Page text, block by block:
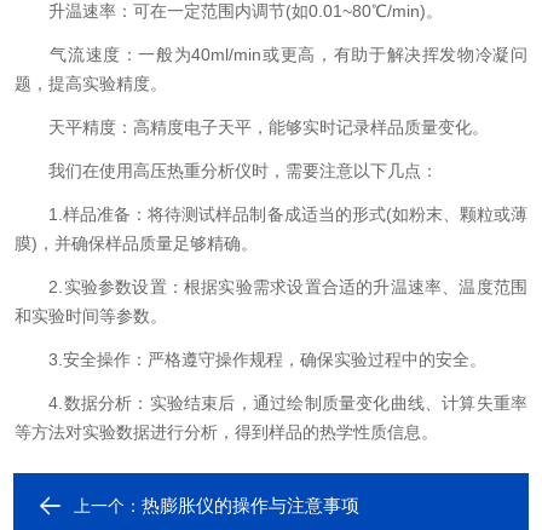
升温速率：可在一定范围内调节(如0.01~80℃/min)。
气流速度：一般为40ml/min或更高，有助于解决挥发物冷凝问
题，提高实验精度。
天平精度：高精度电子天平，能够实时记录样品质量变化。
我们在使用高压热重分析仪时，需要注意以下几点：
1.样品准备：将待测试样品制备成适当的形式(如粉末、颗粒或薄
膜)，并确保样品质量足够精确。
2.实验参数设置：根据实验需求设置合适的升温速率、温度范围
和实验时间等参数。
3.安全操作：严格遵守操作规程，确保实验过程中的安全。
4.数据分析：实验结束后，通过绘制质量变化曲线、计算失重率
等方法对实验数据进行分析，得到样品的热学性质信息。
上一个：热膨胀仪的操作与注意事项